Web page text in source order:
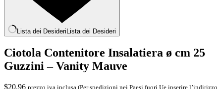
Lista dei Desideri Lista dei Desideri
Ciotola Contenitore Insalatiera ø cm 25
Guzzini – Vanity Mauve
$20.96 prezzo iva inclusa (Per spedizioni nei Paesi fuori Ue inserire l’indirizzo